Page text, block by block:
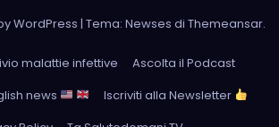
WordPress | Tema: Newses di Themeansar.
malattie infettive
Ascolta il Podcast
news
Iscriviti alla Newsletter